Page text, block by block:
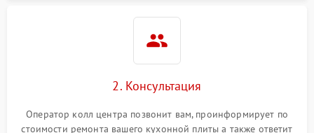
2. Консультация
Оператор колл центра позвонит вам, проинформирует по
стоимости ремонта вашего кухонной плиты а также ответит